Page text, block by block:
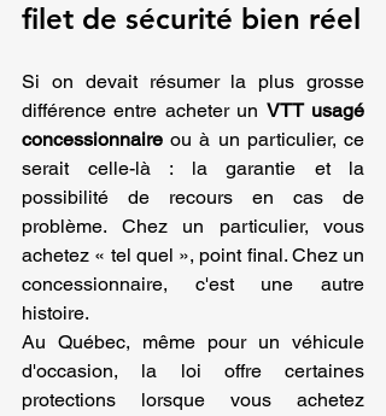
filet de sécurité bien réel
Si on devait résumer la plus grosse
différence entre acheter un VTT usagé
concessionnaire ou à un particulier, ce
serait celle-là : la garantie et la
possibilité de recours en cas de
problème. Chez un particulier, vous
achetez « tel quel », point final. Chez un
concessionnaire, c'est une autre
histoire.
Au Québec, même pour un véhicule
d'occasion, la loi offre certaines
protections lorsque vous achetez